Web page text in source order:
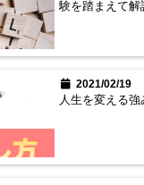
験を踏まえて解
2021/02/19
人生を変える